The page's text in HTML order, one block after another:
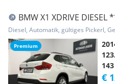
Premium
BMW X1 XDRIVE
TEMPOMAT-LEDER ...
Diesel, Automatik, gültiges Pickerl,
143
€